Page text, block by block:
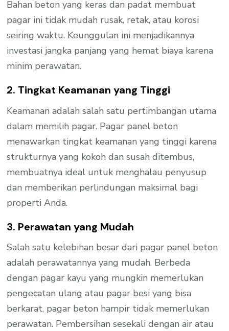
Bahan beton yang keras dan padat membuat
pagar ini tidak mudah rusak, retak, atau korosi
seiring waktu. Keunggulan ini menjadikannya
investasi jangka panjang yang hemat biaya karena
minim perawatan.
2. Tingkat Keamanan yang Tinggi
Keamanan adalah salah satu pertimbangan utama
dalam memilih pagar. Pagar panel beton
menawarkan tingkat keamanan yang tinggi karena
strukturnya yang kokoh dan susah ditembus,
membuatnya ideal untuk menghalau penyusup
dan memberikan perlindungan maksimal bagi
properti Anda.
3. Perawatan yang Mudah
Salah satu kelebihan besar dari pagar panel beton
adalah perawatannya yang mudah. Berbeda
dengan pagar kayu yang mungkin memerlukan
pengecatan ulang atau pagar besi yang bisa
berkarat, pagar beton hampir tidak memerlukan
perawatan. Pembersihan sesekali dengan air atau